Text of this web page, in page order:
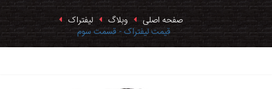
صفحه اصلی وبلاگ لیفتراک
قیمت لیفتراک - قسمت سوم